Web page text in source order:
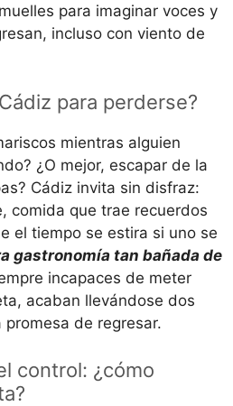
para imaginar voces y
incluso con viento de
para perderse?
mientras alguien
¿O mejor, escapar de la
Cádiz invita sin disfraz:
comida que trae recuerdos
el tiempo se estira si uno se
gastronomía tan bañada de
incapaces de meter
acaban llevándose dos
de regresar.
control: ¿cómo